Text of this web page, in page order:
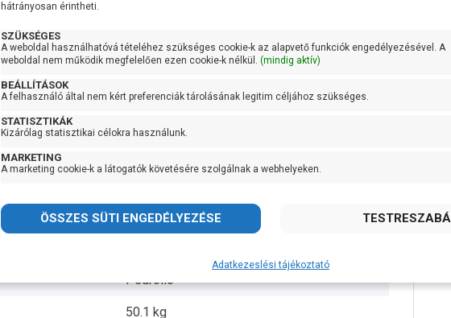
DN 65
IPX4
Pedrollo
50.1 kg
hátrányosan érintheti.
SZÜKSÉGES
A weboldal használhatóvá tételéhez szükséges cookie-k az alapvető funkciók engedélyezésével. A
weboldal nem működik megfelelően ezen cookie-k nélkül. (mindig aktív)
BEÁLLÍTÁSOK
A felhasználó által nem kért preferenciák tárolásának legitim céljához szükséges.
STATISZTIKÁK
Kizárólag statisztikai célokra használunk.
MARKETING
A marketing cookie-k a látogatók követésére szolgálnak a webhelyeken.
Adatkezeslési tájékoztató